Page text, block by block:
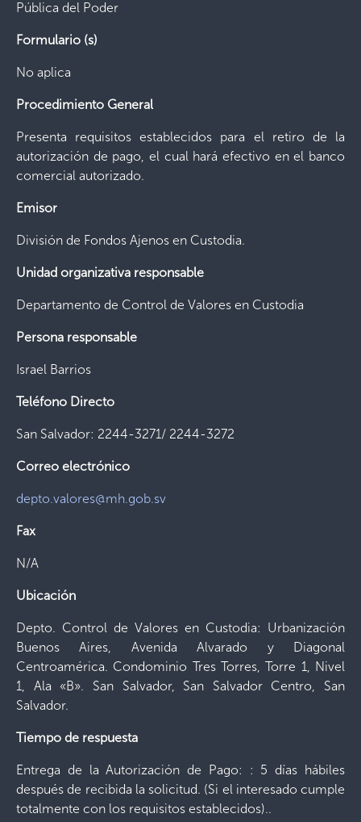
Pública del Poder
Formulario (s)
No aplica
Procedimiento General
Presenta requisitos establecidos para el retiro de la
autorización de pago, el cual hará efectivo en el banco
comercial autorizado.
Emisor
División de Fondos Ajenos en Custodia.
Unidad organizativa responsable
Departamento de Control de Valores en Custodia
Persona responsable
Israel Barrios
Teléfono Directo
San Salvador: 2244-3271/ 2244-3272
Correo electrónico
depto.valores@mh.gob.sv
Fax
N/A
Ubicación
Depto. Control de Valores en Custodia: Urbanización
Buenos Aires, Avenida Alvarado y Diagonal
Centroamérica. Condominio Tres Torres, Torre 1, Nivel
1, Ala «B». San Salvador, San Salvador Centro, San
Salvador.
Tiempo de respuesta
Entrega de la Autorización de Pago: : 5 días hábiles
después de recibida la solicitud. (Si el interesado cumple
totalmente con los requisitos establecidos)..